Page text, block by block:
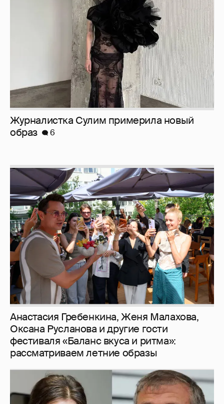
Журналистка Сулим примерила новый
образ
6
Анастасия Гребенкина, Женя Малахова,
Оксана Русланова и другие гости
фестиваля «Баланс вкуса и ритма»:
рассматриваем летние образы